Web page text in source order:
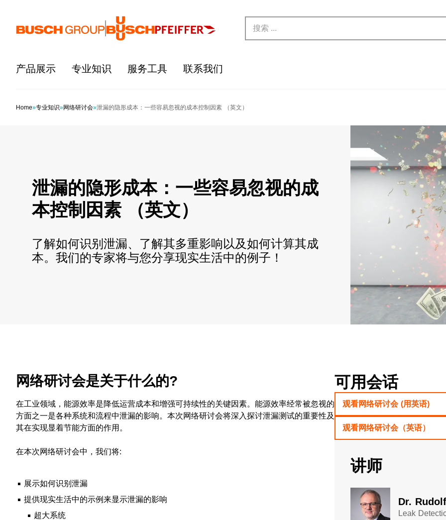
产品展示 专业知识 服务工具 联系我们
Home»专业知识»网络研讨会»泄漏的隐形成本：一些容易忽视的成本控制因素 （英文）
泄漏的隐形成本：一些容易忽视的成
本控制因素 （英文）
了解如何识别泄漏、了解其多重影响以及如何计算其成
本。我们的专家将与您分享现实生活中的例子！
网络研讨会是关于什么的?​
在工业领域，能源效率是降低运营成本和增强可持续性的关键因素。能源效率经常被忽视的
方面之一是各种系统和流程中泄漏的影响。本次网络研讨会将深入探讨泄漏测试的重要性及
其在实现显着节能方面的作用。
在本次网络研讨会中，我们将:
展示如何识别泄漏
提供现实生活中的示例来显示泄漏的影响
超大系统
可用会话
观看网络研讨会 (用英语)
观看网络研讨会（英语）
讲师
Dr.
Leak